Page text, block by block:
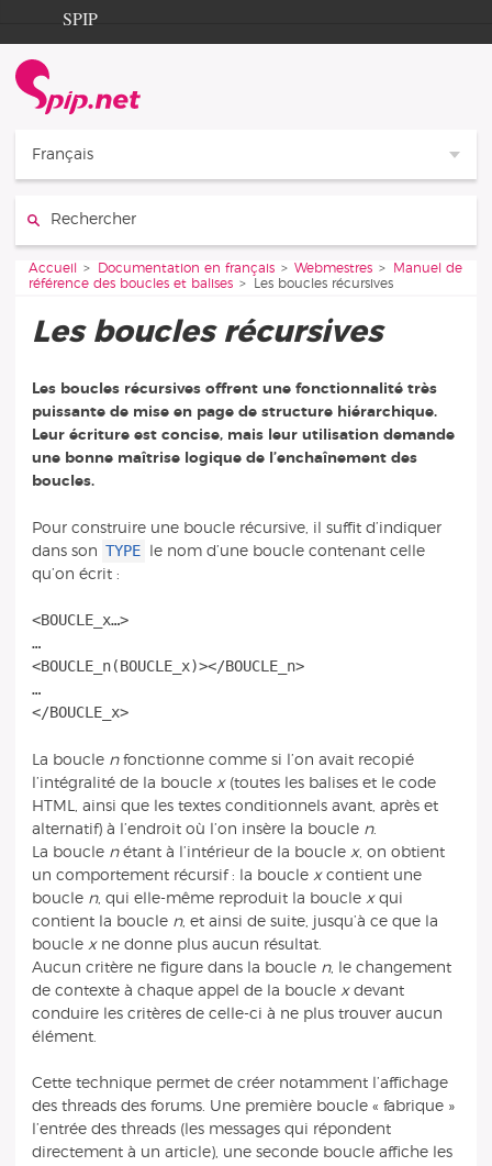
Aller au contenu
Aller à la navigation
SPIP
Documentation
Contribution
Français
Vous êtes ici :
Accueil Documentation en français Webmestres
Manuel de
référence des boucles et balises
Les boucles récursives
Les boucles récursives
Les boucles récursives offrent une fonctionnalité très
puissante de mise en page de structure hiérarchique.
Leur écriture est concise, mais leur utilisation demande
une bonne maîtrise logique de l’enchaînement des
boucles.
Pour construire une boucle récursive, il suffit d’indiquer
dans son TYPE le nom d’une boucle contenant celle
qu’on écrit :
<BOUCLE_x…>
…
<BOUCLE_n(BOUCLE_x)></BOUCLE_n>
…
</BOUCLE_x>
La boucle nfonctionne comme si l’on avait recopié
l’intégralité de la boucle x(toutes les balises et le code
HTML, ainsi que les textes conditionnels avant, après et
alternatif) à l’endroit où l’on insère la boucle n.
La boucle nétant à l’intérieur de la boucle x, on obtient
un comportement récursif : la boucle xcontient une
boucle n, qui elle-même reproduit la boucle xqui
contient la boucle n, et ainsi de suite, jusqu’à ce que la
boucle xne donne plus aucun résultat.
Aucun critère ne figure dans la boucle n, le changement
de contexte à chaque appel de la boucle xdevant
conduire les critères de celle-ci à ne plus trouver aucun
élément.
Cette technique permet de créer notamment l’affichage
des threads des forums. Une première boucle « fabrique »
l’entrée des threads (les messages qui répondent
directement à un article), une seconde boucle affiche les